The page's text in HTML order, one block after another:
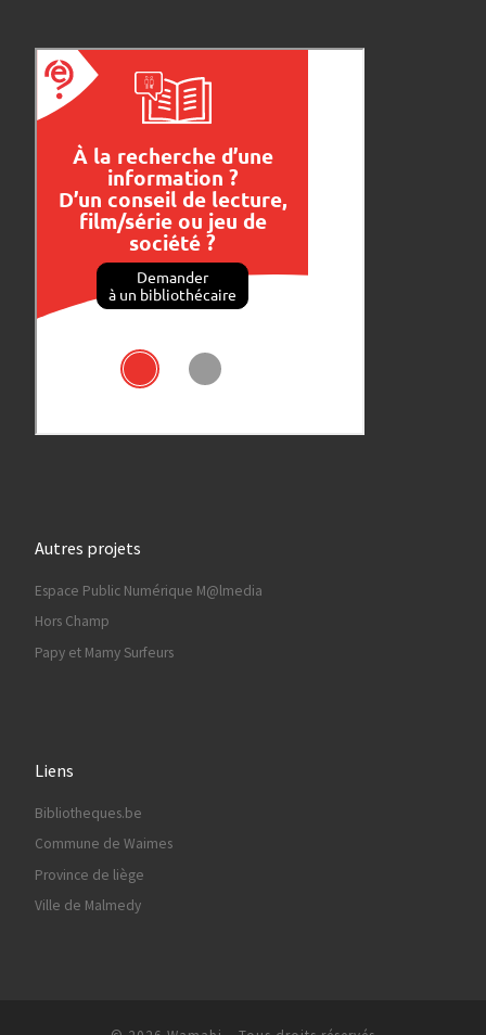
Autres projets
Espace Public Numérique M@lmedia
Hors Champ
Papy et Mamy Surfeurs
Liens
Bibliotheques.be
Commune de Waimes
Province de liège
Ville de Malmedy